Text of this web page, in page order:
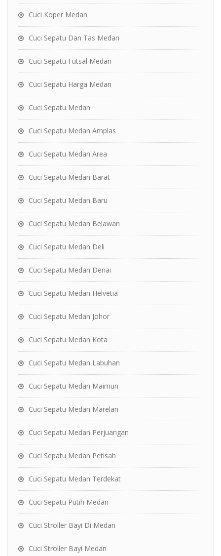
Cuci Koper Medan
Cuci Sepatu Dan Tas Medan
Cuci Sepatu Futsal Medan
Cuci Sepatu Harga Medan
Cuci Sepatu Medan
Cuci Sepatu Medan Amplas
Cuci Sepatu Medan Area
Cuci Sepatu Medan Barat
Cuci Sepatu Medan Baru
Cuci Sepatu Medan Belawan
Cuci Sepatu Medan Deli
Cuci Sepatu Medan Denai
Cuci Sepatu Medan Helvetia
Cuci Sepatu Medan Johor
Cuci Sepatu Medan Kota
Cuci Sepatu Medan Labuhan
Cuci Sepatu Medan Maimun
Cuci Sepatu Medan Marelan
Cuci Sepatu Medan Perjuangan
Cuci Sepatu Medan Petisah
Cuci Sepatu Medan Terdekat
Cuci Sepatu Putih Medan
Cuci Stroller Bayi Di Medan
Cuci Stroller Bayi Medan